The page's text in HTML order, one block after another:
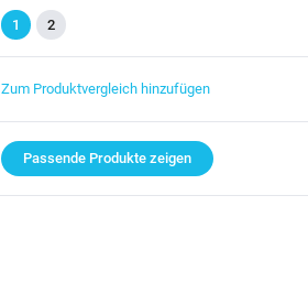
1 2
Zum Produktvergleich hinzufügen
Passende Produkte zeigen